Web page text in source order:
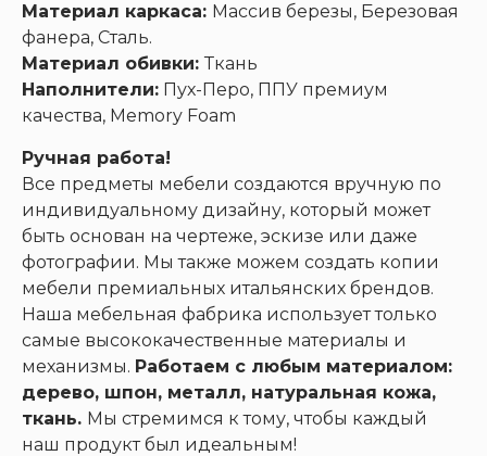
Материал каркаса: Массив березы, Березовая
фанера, Сталь.
Материал обивки:Ткань
Наполнители: Пух-Перо, ППУ премиум
качества, Memory Foam
Ручная работа!
Все предметы мебели создаются вручную по
индивидуальному дизайну, который может
быть основан на чертеже, эскизе или даже
фотографии. Мы также можем создать копии
мебели премиальных итальянских брендов.
Наша мебельная фабрика использует только
самые высококачественные материалы и
механизмы. Работаем с любым материалом:
дерево, шпон, металл, натуральная кожа,
ткань. Мы стремимся к тому, чтобы каждый
наш продукт был идеальным!